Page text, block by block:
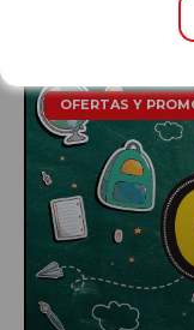
OFERTAS Y